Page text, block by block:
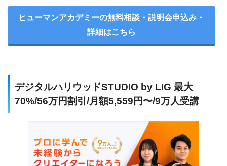
ヒューマンアカデミーの無料相談・説明会申込み・
詳細はこちら
デジタルハリウッドSTUDIO by LIG 最大
70%/56万円割引/月額5,559円〜/9万人受講